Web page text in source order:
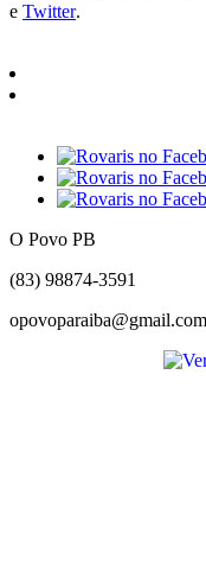
e Twitter.
O Povo PB
(83) 98874-3591
opovoparaiba@gmail.com